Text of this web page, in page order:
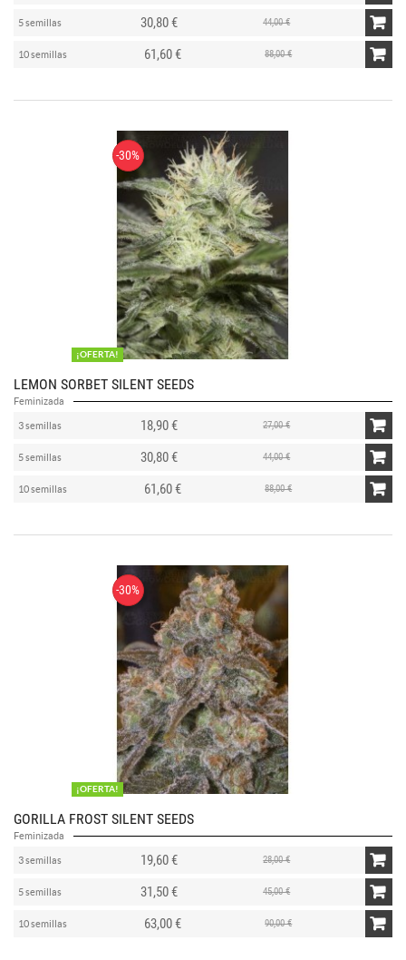
5 semillas 30,80 € 44,00 €
10 semillas 61,60 € 88,00 €
-30%
¡OFERTA!
LEMON SORBET SILENT SEEDS
Feminizada
3 semillas 18,90 € 27,00 €
5 semillas 30,80 € 44,00 €
10 semillas 61,60 € 88,00 €
-30%
¡OFERTA!
GORILLA FROST SILENT SEEDS
Feminizada
3 semillas 19,60 € 28,00 €
5 semillas 31,50 € 45,00 €
10 semillas 63,00 € 90,00 €